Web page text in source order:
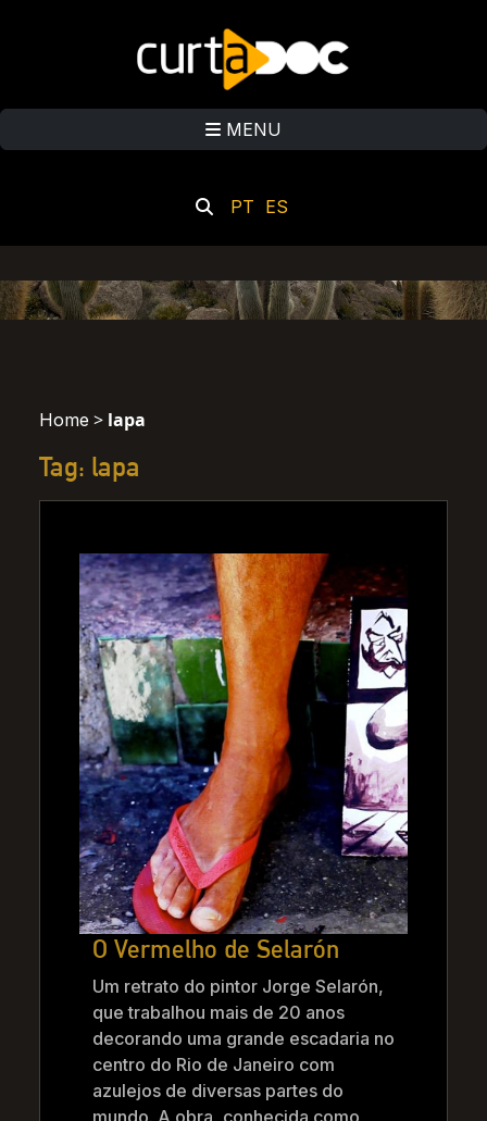
MENU
PT ES
Home > lapa
Tag: lapa
O Vermelho de Selarón
Um retrato do pintor Jorge Selarón,
que trabalhou mais de 20 anos
decorando uma grande escadaria no
centro do Rio de Janeiro com
azulejos de diversas partes do
mundo. A obra, conhecida como